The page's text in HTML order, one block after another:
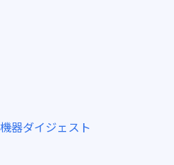
器ダイジェスト